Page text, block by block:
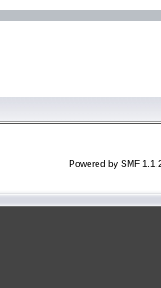
Powered by SMF